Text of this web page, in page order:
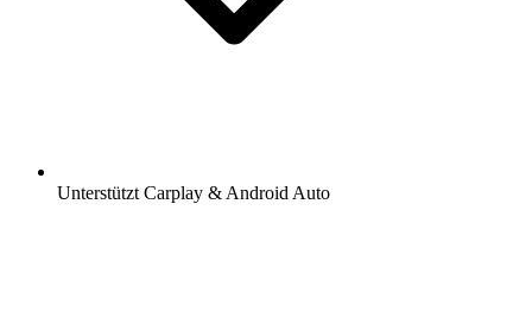
Unterstützt Carplay & Android Auto